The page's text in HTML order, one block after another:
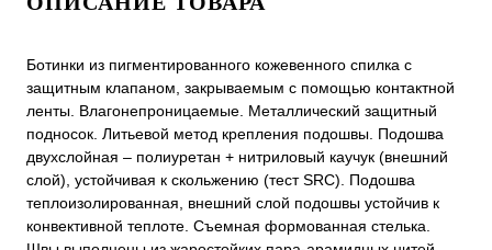
Ботинки из пигментированного кожевенного спилка с
защитным клапаном, закрываемым с помощью контактной
ленты. Влагонепроницаемые. Металлический защитный
подносок. Литьевой метод крепления подошвы. Подошва
двухслойная – полиуретан + нитриловый каучук (внешний
слой), устойчивая к скольжению (тест SRC). Подошва
теплоизолированная, внешний слой подошвы устойчив к
конвективной теплоте. Съемная формованная стелька.